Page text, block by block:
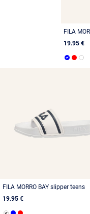
FILA
19.95 €
FILA MORRO BAY slipper teens
19.95 €